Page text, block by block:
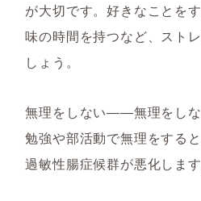
が大切です。好きなことを
味の時間を持つなど、スト
しょう。
無理をしない――無理をしな
勉強や部活動で無理をする
過敏性腸症候群が悪化します